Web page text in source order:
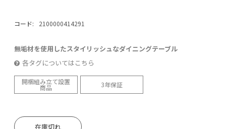
コード: 2100000414291
無垢材を使用したスタイリッシュなダイニングテーブル
各タグについてはこちら
開梱組み立て設置
商品 3年保証
在庫切れ